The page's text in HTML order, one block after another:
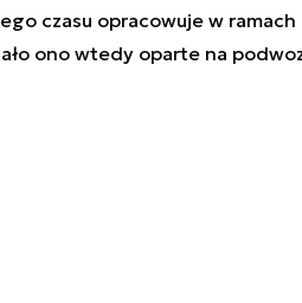
czasu opracowuje w
ono wtedy oparte na